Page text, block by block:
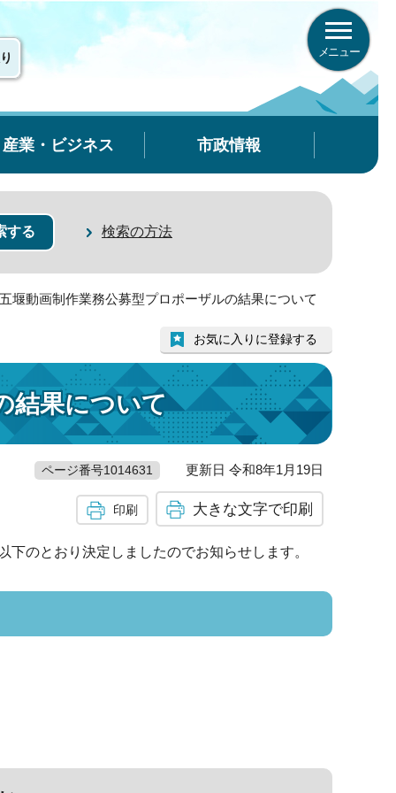
メニュー
産業・ビジネス 市政情報
検索の方法
堰動画制作業務公募型プロポーザルの結果について
結果について
お気に入りに登録する
ページ番号1014631 更新日 令和8年1月19日
印刷 大きな文字で印刷
のとおり決定しましたのでお知らせします。